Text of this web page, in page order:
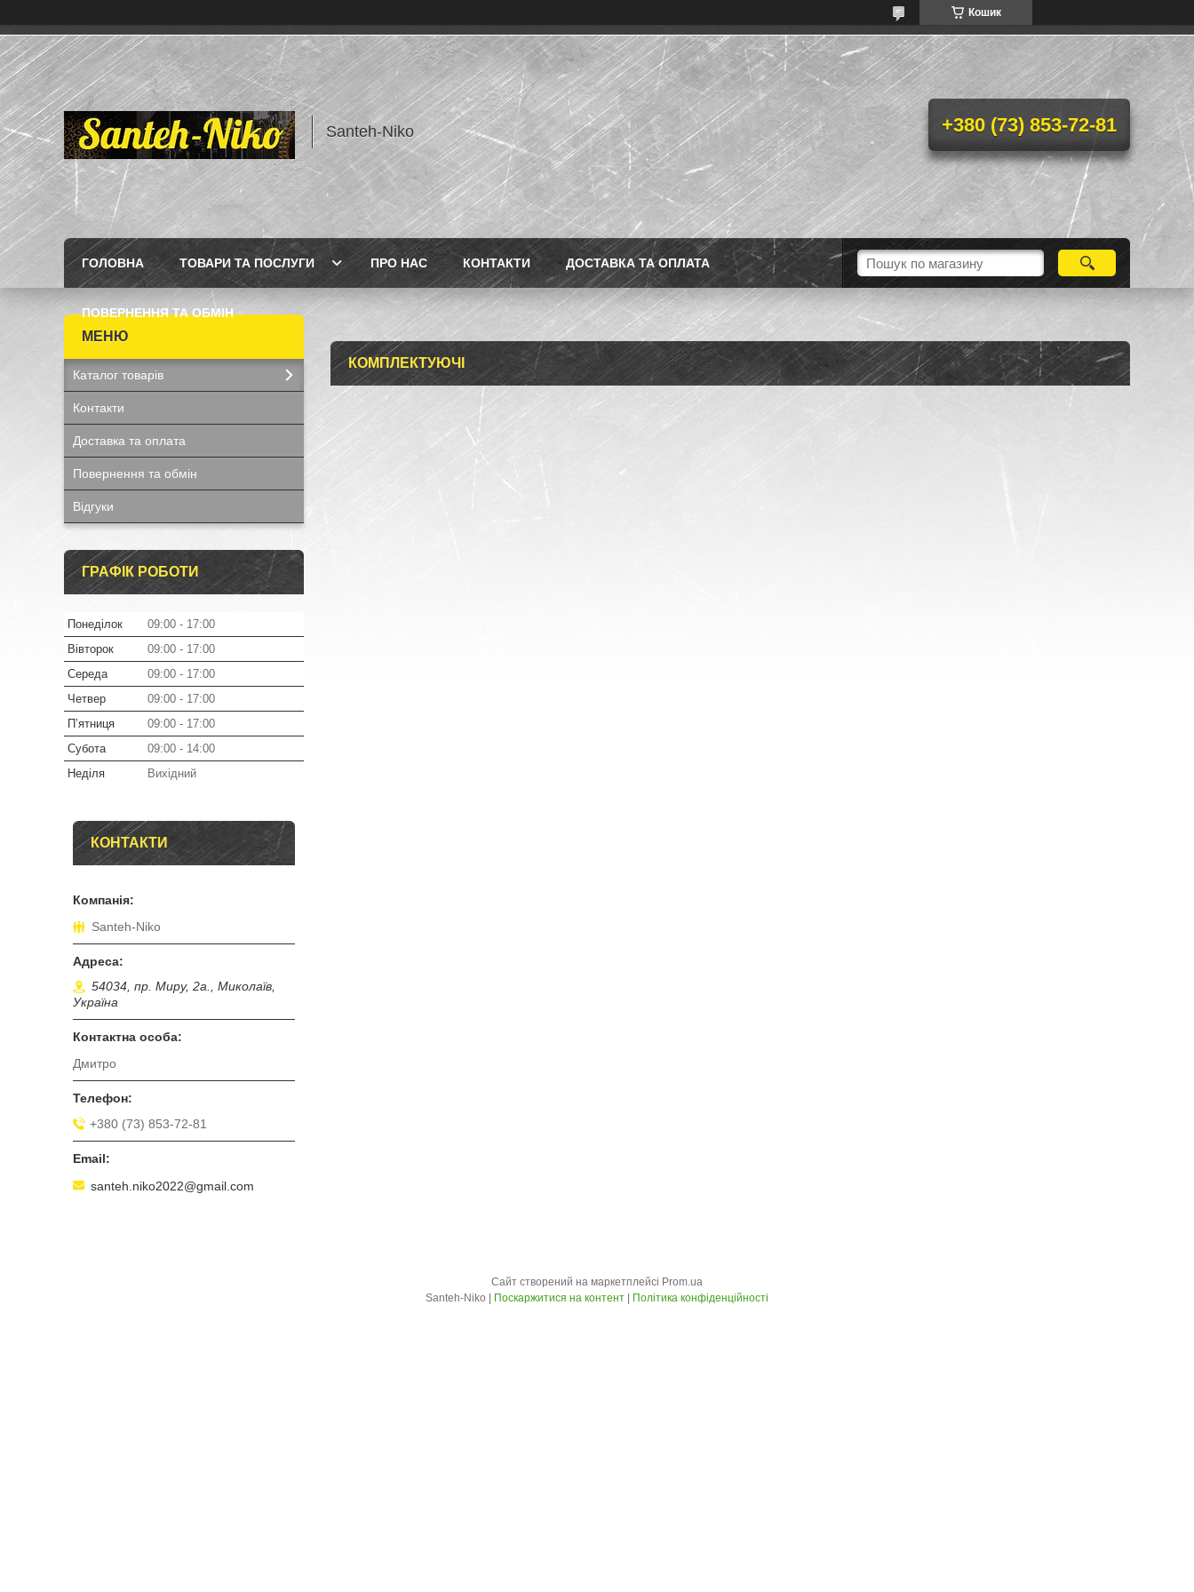
Кошик
Santeh-Niko +380 (73) 853-72-81
ГОЛОВНА ТОВАРИ ТА ПОСЛУГИ ПРО НАС КОНТАКТИ ДОСТАВКА ТА ОПЛАТА
ПОВЕРНЕННЯ ТА ОБМІН
КОМПЛЕКТУЮЧІ
Каталог товарів
Контакти
Доставка та оплата
Повернення та обмін
Відгуки
ГРАФІК РОБОТИ
Понеділок 09:00
17:00
Вівторок
09:00
17:00
Середа
09:00
17:00
Четвер
09:00
17:00
Пʼятниця
09:00
17:00
Субота
09:00
14:00
Неділя
Вихідний
КОНТАКТИ
Santeh-Niko
54034, пр. Миру, 2а., Миколаїв,
Україна
Дмитро
+380 (73) 853-72-81
santeh.niko2022@gmail.com
Сайт створений на маркетплейсі Prom.ua
Santeh-Niko | Поскаржитися на контент | Політика конфіденційності